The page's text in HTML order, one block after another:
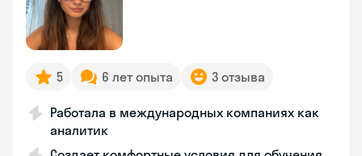
5 6 лет опыта 3 отзыва
Работала в международных компаниях как
аналитик